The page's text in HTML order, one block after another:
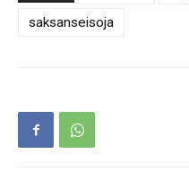
saksanseisoja